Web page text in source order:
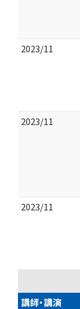
2023/11
2023/11
2023/11
講師・講演